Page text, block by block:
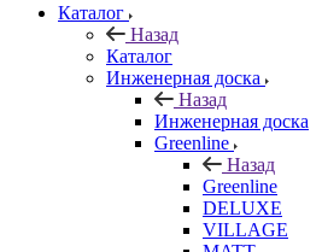
Каталог
Назад
Каталог
Инженерная доска
Назад
Инженерная доска
Greenline
Назад
Greenline
DELUXE
VILLAGE